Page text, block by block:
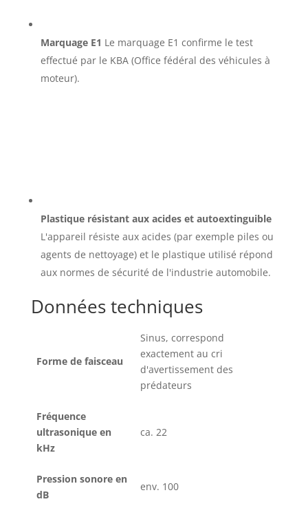
Marquage E1 Le marquage E1 confirme le test
effectué par le KBA (Office fédéral des véhicules à
moteur).
Plastique résistant aux acides et autoextinguible
L'appareil résiste aux acides (par exemple piles ou
agents de nettoyage) et le plastique utilisé répond
aux normes de sécurité de l'industrie automobile.
Données techniques
Forme de faisceau
Sinus, correspond
exactement au cri
d'avertissement des
prédateurs
Fréquence
ultrasonique en
kHz
ca. 22
Pression sonore en
dB
env. 100